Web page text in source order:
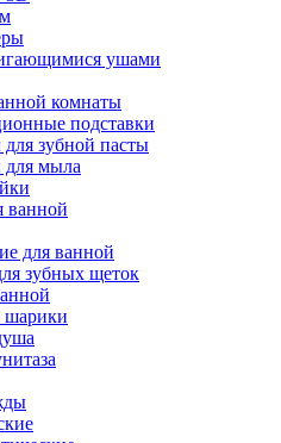
ушами
комнаты
подставки
зубной пасты
для мыла
ванной
для ванной
зубных щеток
шарики